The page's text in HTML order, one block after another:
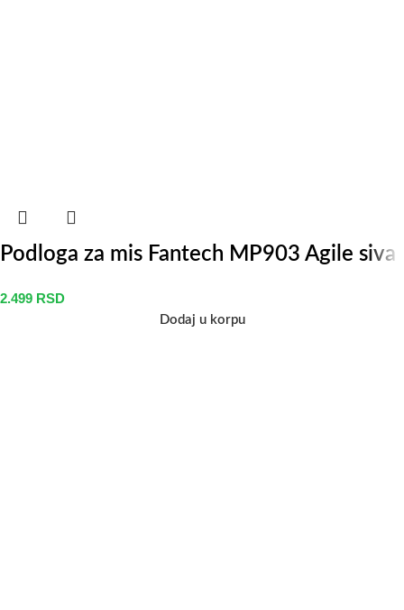
Podloga za mis Fantech MP903 Agile siva
2.499 RSD
Dodaj u korpu